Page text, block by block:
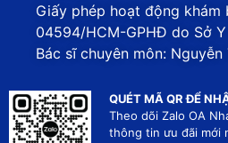
Giấy phép hoạt động khám
04594/HCM-GPHĐ do Sở Y
Bác sĩ chuyên môn: Nguyễn
QUÉT MÃ QR ĐỂ
Theo dõi Zalo OA
thông tin ưu đãi mới